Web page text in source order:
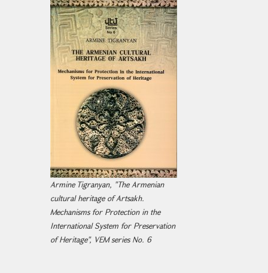
Armine Tigranyan, "The Armenian
cultural heritage of Artsakh.
Mechanisms for Protection in the
International System for Preservation
of Heritage", VEM series No. 6